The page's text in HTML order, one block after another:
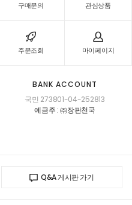
구매문의 관심상품
주문조회 마이페이지
BANK ACCOUNT
국민 273801-04-252813
예금주 : ㈜장판천국
Q&A 게시판 가기